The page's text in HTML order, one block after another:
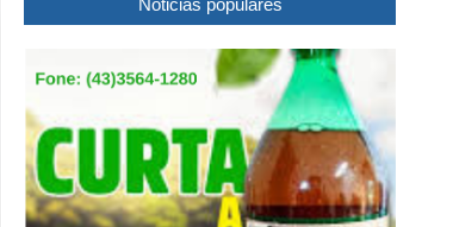
Noticias populares